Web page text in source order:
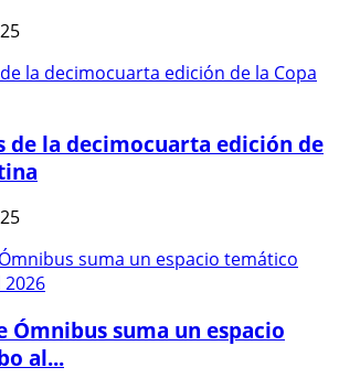
de la decimocuarta edición de
Ómnibus suma un espacio
al...